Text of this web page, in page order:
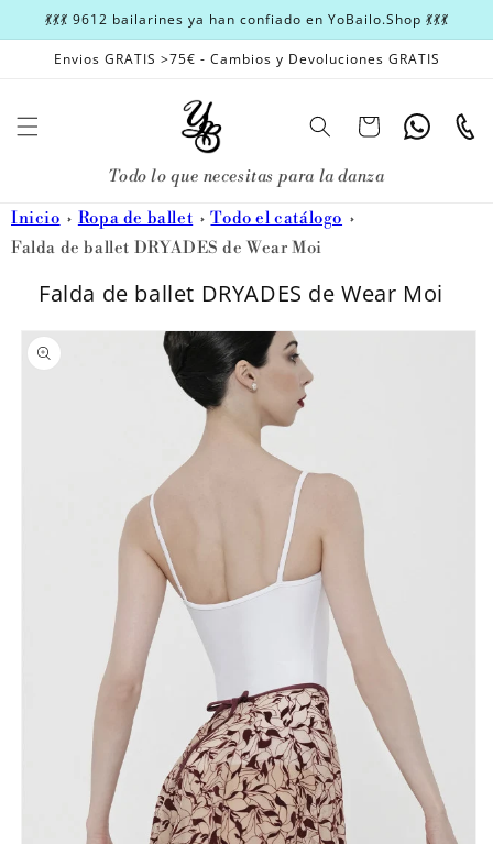
directamente
al contenido
💃💃💃 9612 bailarines ya han confiado en YoBailo.Shop 💃💃💃
Envios GRATIS >75€ - Cambios y Devoluciones GRATIS
CarritoWhatsapp
Todo lo que necesitas para la danza
Inicio Ropa de ballet
Todo el catálogo
Falda de ballet DRYADES de Wear Moi
Falda de ballet DRYADES de Wear Moi
directamente
a la
información